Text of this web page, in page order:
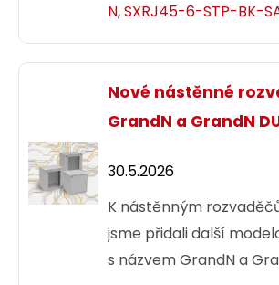
N,SXRJ45-6-STP-BK-
6A-STP-BK-SA-N. Tyto
jsou určeny pro
kabely Solarix s
i kabely s vodičem typu
Nové nástěnné
GrandN a GrandN
30.5.2026
K nástěnným
jsme přidali další
s názvem GrandN a